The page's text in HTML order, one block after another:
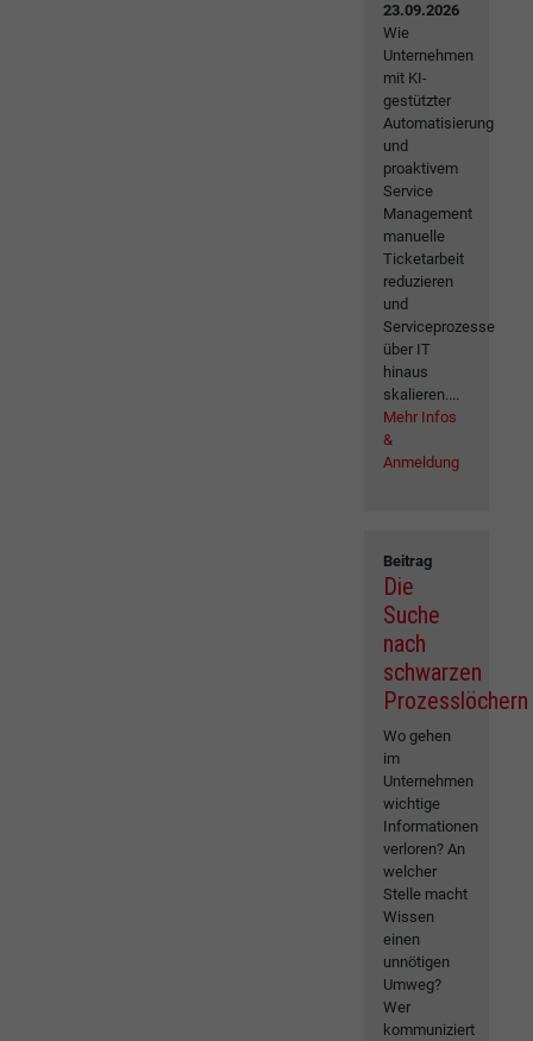
23.09.2026
Wie
Unternehmen
mit KI-
gestützter
Automatisierung
und
proaktivem
Service
Management
manuelle
Ticketarbeit
reduzieren
und
Serviceprozesse
über IT
hinaus
skalieren....
Mehr Infos
&
Anmeldung
Beitrag
Die
Suche
nach
schwarzen
Prozesslöchern
Wo gehen
im
Unternehmen
wichtige
Informationen
verloren? An
welcher
Stelle macht
Wissen
einen
unnötigen
Umweg?
Wer
kommuniziert